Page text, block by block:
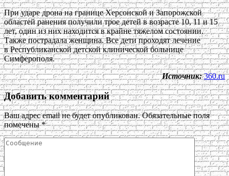
При ударе дрона на границе Херсонской и Запорожской
областей ранения получили трое детей в возрасте 10, 11 и 15
лет, один из них находится в крайне тяжелом состоянии.
Также пострадала женщина. Все дети проходят лечение
в Республиканской детской клинической больнице
Симферополя.
Источник: 360.ru
Добавить комментарий
Ваш адрес email не будет опубликован. Обязательные поля
помечены*